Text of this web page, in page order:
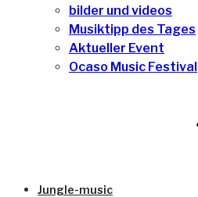
bilder und videos
Musiktipp des Tages
Aktueller Event
Ocaso Music Festival
Jungle-music